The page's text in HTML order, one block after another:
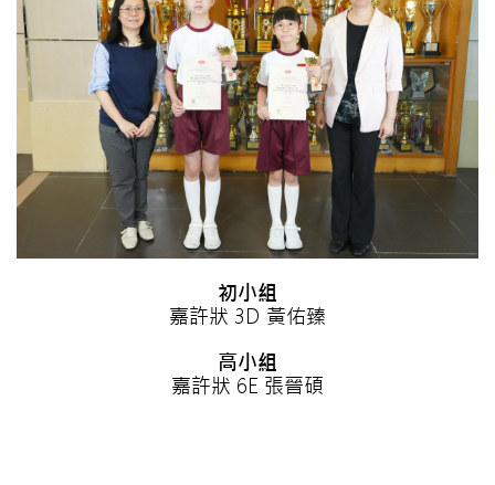
初小組
嘉許狀 3D 黃佑臻
高小組
嘉許狀 6E 張晉碩